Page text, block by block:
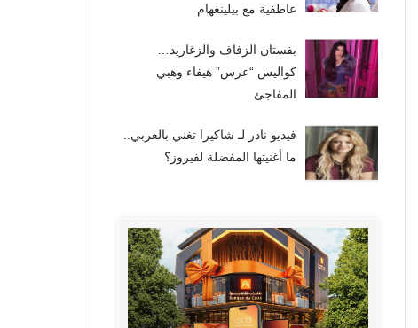
عاطفية مع بيلينغهام
بفستان الزفاف والزغاريد…
كواليس “عرس” هيفاء وهبي
المفاجئ
فيديو نادر لـ شاكيرا تغني بالعربي..
ما أغنيتها المفضلة لفيروز؟